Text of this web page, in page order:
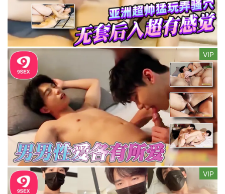
VIP
VIP